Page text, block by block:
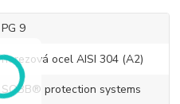
PG 9
nerezová ocel AISI 304 (A2)
SOBB® protection systems